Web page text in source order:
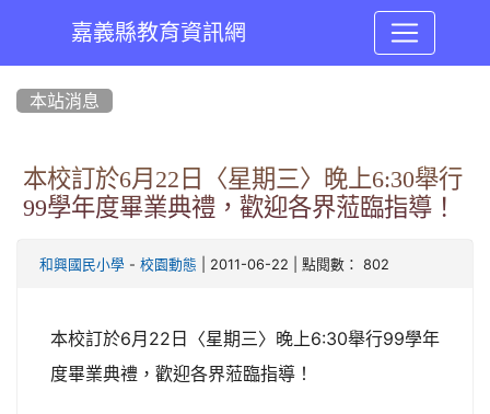
嘉義縣教育資訊網
本站消息
本校訂於6月22日〈星期三〉晚上6:30舉行
99學年度畢業典禮，歡迎各界蒞臨指導！
和興國民小學 - 校園動態 | 2011-06-22 | 點閱數： 802
本校訂於6月22日〈星期三〉晚上6:30舉行99學年
度畢業典禮，歡迎各界蒞臨指導！